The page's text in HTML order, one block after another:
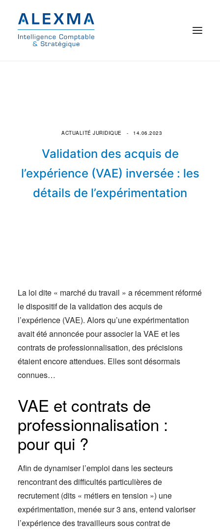
On parle de nous
Qui sommes-nous ?
© 2021 Alexma
Validation des acquis de
l’expérience (VAE) inversée : les
détails de l’expérimentation
14.06.2023
ACTUALITÉ JURIDIQUE
La loi dite « marché du travail » a récemment réformé
le dispositif de la validation des acquis de
l’expérience (VAE). Alors qu’une expérimentation
avait été annoncée pour associer la VAE et les
contrats de professionnalisation, des précisions
étaient encore attendues. Elles sont désormais
connues…
VAE et contrats de
professionnalisation :
pour qui ?
Afin de dynamiser l’emploi dans les secteurs
rencontrant des difficultés particulières de
recrutement (dits « métiers en tension ») une
expérimentation, menée sur 3 ans, entend valoriser
l’expérience des travailleurs sous contrat de